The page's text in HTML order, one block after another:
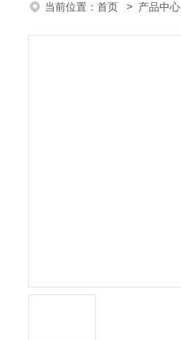
当前位置： 首页 > 产品中心